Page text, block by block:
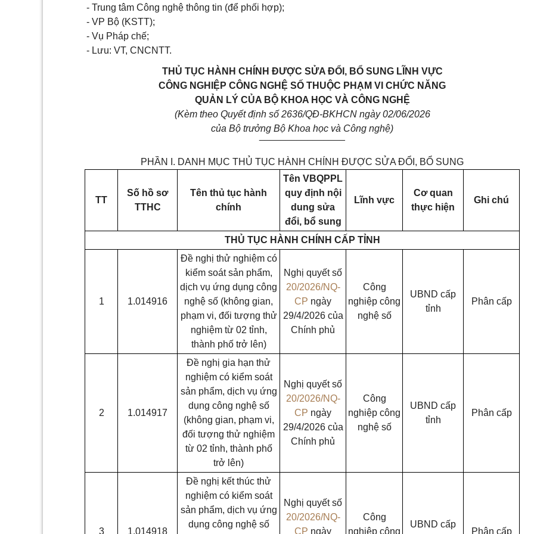
- Trung tâm Công nghệ thông tin (để phối hợp);
- VP Bộ (KSTT);
- Vụ Pháp chế;
- Lưu: VT, CNCNTT.
THỦ TỤC HÀNH CHÍNH ĐƯỢC SỬA ĐỔI, BỔ SUNG LĨNH VỰC
CÔNG NGHIỆP CÔNG NGHỆ SỐ THUỘC PHẠM VI CHỨC NĂNG
QUẢN LÝ CỦA BỘ KHOA HỌC VÀ CÔNG NGHỆ
(Kèm theo Quyết định số 2636/QĐ-BKHCN ngày 02/06/2026
của Bộ trưởng Bộ Khoa học và Công nghệ)
________________
PHẦN I. DANH MỤC THỦ TỤC HÀNH CHÍNH ĐƯỢC SỬA ĐỔI, BỔ SUNG
TT
Số hồ sơ
TTHC
Tên thủ tục hành
chính
Tên VBQPPL
quy định nội
dung sửa
đổi, bổ sung
Lĩnh vực
Cơ quan
thực hiện
Ghi chú
THỦ TỤC HÀNH CHÍNH CẤP TỈNH
1 1.014916
Đề nghị thử nghiệm có
kiểm soát sản phẩm,
dịch vụ ứng dụng công
nghệ số (không gian,
phạm vi, đối tượng thử
nghiệm từ 02 tỉnh,
thành phố trở lên)
Nghị quyết số
20/2026/NQ-
CP ngày
29/4/2026 của
Chính phủ
Công
nghiệp công
nghệ số
UBND cấp
tỉnh
Phân cấp
2 1.014917
Đề nghị gia hạn thử
nghiệm có kiểm soát
sản phẩm, dịch vụ ứng
dụng công nghệ số
(không gian, phạm vi,
đối tượng thử nghiệm
từ 02 tỉnh, thành phố
trở lên)
Nghị quyết số
20/2026/NQ-
CP ngày
29/4/2026 của
Chính phủ
Công
nghiệp công
nghệ số
UBND cấp
tỉnh
Phân cấp
3 1.014918
Đề nghị kết thúc thử
nghiệm có kiểm soát
sản phẩm, dịch vụ ứng
dụng công nghệ số
Nghị quyết số
20/2026/NQ-
CP ngày
Công
nghiệp công
UBND cấp
Phân cấp